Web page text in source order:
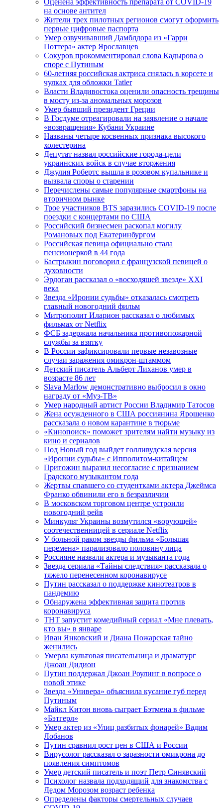
Оценена эффективность препарата от COVID-19
на основе антител
Жители трех пилотных регионов смогут оформить
первые цифровые паспорта
Умер озвучивавший Дамблдора из «Гарри
Поттера» актер Ярославцев
Сокуров прокомментировал слова Кадырова о
споре с Путиным
60-летняя российская актриса снялась в корсете и
чулках для обложки Tatler
Власти Владивостока оценили опасность трещины
в мосту из-за аномальных морозов
Умер бывший президент Греции
В Госдуме отреагировали на заявление о начале
«возвращения» Кубани Украине
Названы четыре косвенных признака высокого
холестерина
Депутат назвал российские города-цели
украинских войск в случае вторжения
Джулия Робертс вышла в розовом купальнике и
вызвала споры о старении
Перечислены самые популярные смартфоны на
вторичном рынке
Трое участников BTS заразились COVID-19 после
поездки с концертами по США
Российский бизнесмен раскопал могилу
Романовых под Екатеринбургом
Российская певица официально стала
пенсионеркой в 44 года
Бастрыкин поговорил с французской певицей о
духовности
Эрдоган рассказал о «восходящей звезде» XXI
века
Звезда «Иронии судьбы» отказалась смотреть
главный новогодний фильм
Митрополит Иларион рассказал о любимых
фильмах от Netflix
ФСБ задержала начальника противопожарной
службы за взятку
В России зафиксировали первые незавозные
случаи заражения омикрон-штаммом
Детский писатель Альберт Лиханов умер в
возрасте 86 лет
Slava Marlow демонстративно выбросил в окно
награду от «Муз-ТВ»
Умер народный артист России Владимир Татосов
Жена осужденного в США россиянина Ярошенко
рассказала о новом карантине в тюрьме
«Кинопоиск» поможет зрителям найти музыку из
кино и сериалов
Под Новый год выйдет голливудская версия
«Иронии судьбы» с Ипполитом-китайцем
Пригожин выразил несогласие с признанием
Градского музыкантом года
Жертвы спавшего со студентками актера Джеймса
Франко обвинили его в безразличии
В московском торговом центре устроили
новогодний рейв
Минкульт Украины возмутился «ворующей»
соотечественницей в сериале Netflix
У больной раком звезды фильма «Большая
перемена» парализовало половину лица
Россияне назвали актера и музыканта года
Звезда сериала «Тайны следствия» рассказала о
тяжело перенесенном коронавирусе
Путин рассказал о поддержке кинотеатров в
пандемию
Обнаружена эффективная защита против
коронавируса
ТНТ запустит комедийный сериал «Мне плевать,
кто вы» в январе
Иван Янковский и Диана Пожарская тайно
женились
Умерла культовая писательница и драматург
Джоан Дидион
Путин поддержал Джоан Роулинг в вопросе о
новой этике
Звезда «Универа» объяснила кусание губ перед
Путиным
Майкл Китон вновь сыграет Бэтмена в фильме
«Бэтгерл»
Умер актер из «Улиц разбитых фонарей» Вадим
Лобанов
Путин сравнил рост цен в США и России
Вирусолог рассказал о заразности омикрона до
появления симптомов
Умер детский писатель и поэт Петр Синявский
Психолог назвала подходящий для знакомства с
Дедом Морозом возраст ребенка
Определены факторы смертельных случаев